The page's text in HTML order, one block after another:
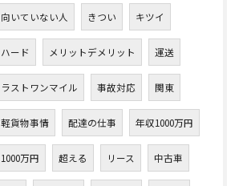
向いていない人 きつい キツイ
ハード メリットデメリット 運送
ラストワンマイル 事故対応 関東
軽貨物事情 配達の仕事 年収1000万円
1000万円 超える リース 中古車